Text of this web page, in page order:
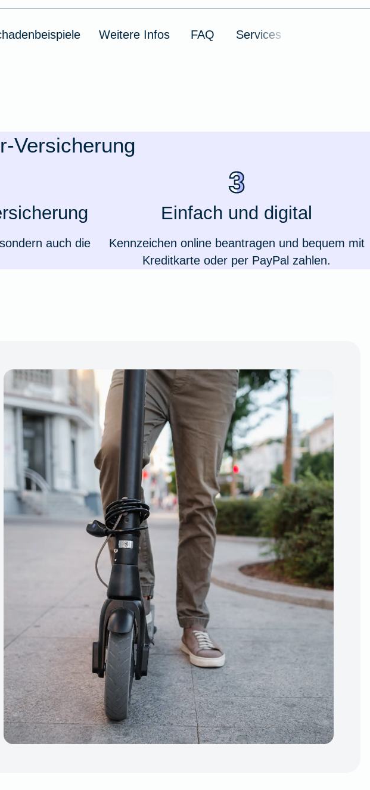
Weil du wichtig bist
Weitere Infos FAQ Services
Versicherung
auch die
Einfach und digital
Kennzeichen online beantragen und bequem mit
Kreditkarte oder per PayPal zahlen.